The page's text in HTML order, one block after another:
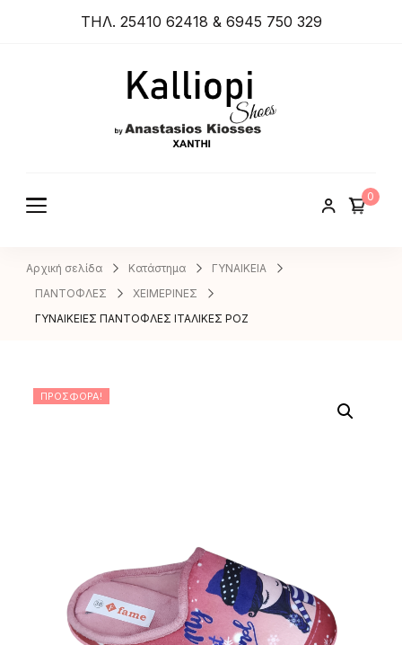
ΤΗΛ. 25410 62418 & 6945 750 329
KIOSSES
0
Αρχική σελίδα Κατάστημα
ΓΥΝΑΙΚΕΙΑ
ΠΑΝΤΟΦΛΕΣ
ΧΕΙΜΕΡΙΝΕΣ
ΓΥΝΑΙΚΕΙΕΣ ΠΑΝΤΟΦΛΕΣ ΙΤΑΛΙΚΕΣ ΡΟΖ
ΠΡΟΣΦΟΡΆ!